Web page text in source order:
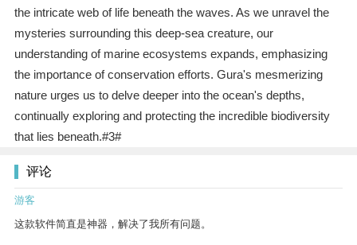
the intricate web of life beneath the waves. As we unravel the
mysteries surrounding this deep-sea creature, our
understanding of marine ecosystems expands, emphasizing
the importance of conservation efforts. Gura's mesmerizing
nature urges us to delve deeper into the ocean's depths,
continually exploring and protecting the incredible biodiversity
that lies beneath.#3#
评论
游客
这款软件简直是神器，解决了我所有问题。